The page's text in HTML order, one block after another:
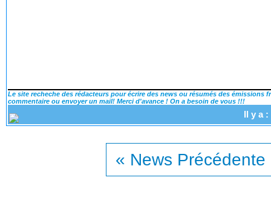
Le site recheche des rédacteurs pour écrire des news ou résumés des
commentaire ou envoyer un mail! Merci d'avance ! On a besoin de vous !!!
Il y a
« News Précédente